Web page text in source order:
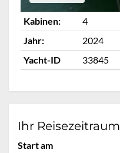
Kabinen: 4
Jahr:
2024
Yacht-ID
33845
Ihr Reisezeitraum
Start am